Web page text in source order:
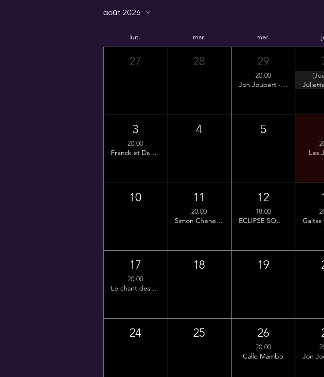
août 2026
lun. mar. mer.
27 28 29
20:00
Jon Joubert - Carte blanche
3
20:00
Franck et Damien
4 5
Les
10 11
20:00
Simon Chenet trio
12
18:00
ECLIPSE SONORE ( Dj Yugi) - Collectif de l'orangeade
17
20:00
Le chant des cigales
18 19
24 25 26
20:00
Calle Mambo